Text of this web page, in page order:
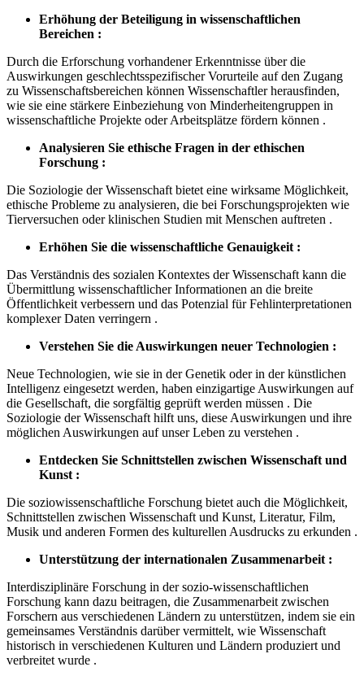
Erhöhung der Beteiligung in wissenschaftlichen
Bereichen :
Durch die Erforschung vorhandener Erkenntnisse über die
Auswirkungen geschlechtsspezifischer Vorurteile auf den Zugang
zu Wissenschaftsbereichen können Wissenschaftler herausfinden,
wie sie eine stärkere Einbeziehung von Minderheitengruppen in
wissenschaftliche Projekte oder Arbeitsplätze fördern können .
Analysieren Sie ethische Fragen in der ethischen
Forschung :
Die Soziologie der Wissenschaft bietet eine wirksame Möglichkeit,
ethische Probleme zu analysieren, die bei Forschungsprojekten wie
Tierversuchen oder klinischen Studien mit Menschen auftreten .
Erhöhen Sie die wissenschaftliche Genauigkeit :
Das Verständnis des sozialen Kontextes der Wissenschaft kann die
Übermittlung wissenschaftlicher Informationen an die breite
Öffentlichkeit verbessern und das Potenzial für Fehlinterpretationen
komplexer Daten verringern .
Verstehen Sie die Auswirkungen neuer Technologien :
Neue Technologien, wie sie in der Genetik oder in der künstlichen
Intelligenz eingesetzt werden, haben einzigartige Auswirkungen auf
die Gesellschaft, die sorgfältig geprüft werden müssen . Die
Soziologie der Wissenschaft hilft uns, diese Auswirkungen und ihre
möglichen Auswirkungen auf unser Leben zu verstehen .
Entdecken Sie Schnittstellen zwischen Wissenschaft und
Kunst :
Die soziowissenschaftliche Forschung bietet auch die Möglichkeit,
Schnittstellen zwischen Wissenschaft und Kunst, Literatur, Film,
Musik und anderen Formen des kulturellen Ausdrucks zu erkunden .
Unterstützung der internationalen Zusammenarbeit :
Interdisziplinäre Forschung in der sozio-wissenschaftlichen
Forschung kann dazu beitragen, die Zusammenarbeit zwischen
Forschern aus verschiedenen Ländern zu unterstützen, indem sie ein
gemeinsames Verständnis darüber vermittelt, wie Wissenschaft
historisch in verschiedenen Kulturen und Ländern produziert und
verbreitet wurde .